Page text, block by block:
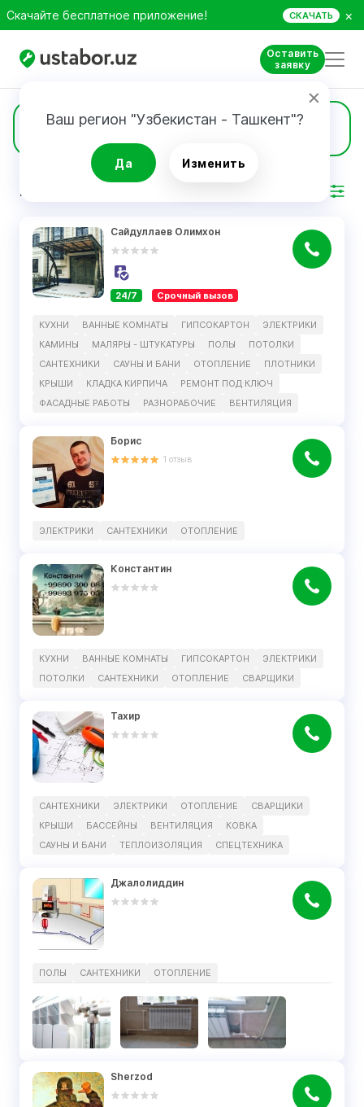
Скачайте бесплатное приложение! СКАЧАТЬ ×
Оставить
заявку
Ваш регион "Узбекистан - Ташкент"?
Да Изменить
Отопление 26
РЕЗУЛЬТАТ
Сайдуллаев Олимхон
24/7 Срочный вызов
КУХНИ ВАННЫЕ КОМНАТЫ ГИПСОКАРТОН
ЭЛЕКТРИКИ
КАМИНЫ
МАЛЯРЫ - ШТУКАТУРЫ ПОЛЫ
ПОТОЛКИ
САНТЕХНИКИ
САУНЫ И БАНИ ОТОПЛЕНИЕ
ПЛОТНИКИ
КРЫШИ
КЛАДКА КИРПИЧА
РЕМОНТ ПОД КЛЮЧ
ФАСАДНЫЕ РАБОТЫ
РАЗНОРАБОЧИЕ ВЕНТИЛЯЦИЯ
Борис
1 отзыв
ЭЛЕКТРИКИ САНТЕХНИКИ ОТОПЛЕНИЕ
Константин
КУХНИ ВАННЫЕ КОМНАТЫ ГИПСОКАРТОН
ЭЛЕКТРИКИ
ПОТОЛКИ
САНТЕХНИКИ ОТОПЛЕНИЕ СВАРЩИКИ
Тахир
САНТЕХНИКИ ЭЛЕКТРИКИ ОТОПЛЕНИЕ
СВАРЩИКИ
КРЫШИ
БАССЕЙНЫ ВЕНТИЛЯЦИЯ
КОВКА
САУНЫ И БАНИ
ТЕПЛОИЗОЛЯЦИЯ СПЕЦТЕХНИКА
Джалолиддин
ПОЛЫ САНТЕХНИКИ ОТОПЛЕНИЕ
Sherzod